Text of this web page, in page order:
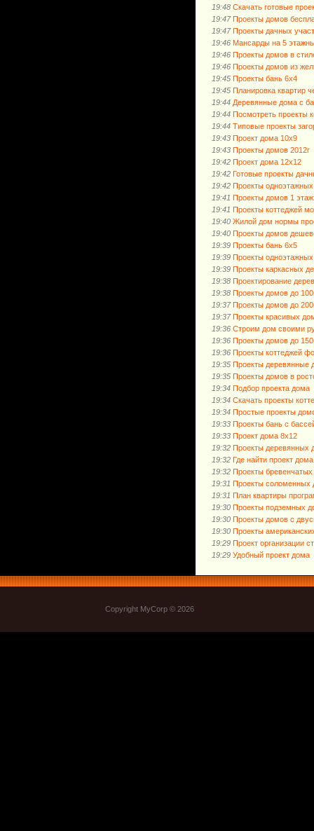
19:48 Скачать готовые
19:47 Проекты домов
19:47 Проекты дачных
19:46 Мансарды на 5
19:46 Проекты домов в
19:46 Проекты домов из
19:45 Проекты бань 6х4
19:45 Планировка квартир
19:44 Деревянные дома с
19:44 Посмотреть проекты
19:44 Типовые проекты
19:43 Проект дома 10х9
19:43 Проекты домов 2012г
19:42 Проект дома 12х12
19:42 Готовые проекты
19:42 Проекты
19:41 Проекты домов 1 этаж
19:41 Проекты коттеджей
19:40 Жилой дом нормы
19:40 Проекты домов
19:39 Проекты бань 6х5
19:39 Проекты
19:39 Проекты каркасных
19:38 Проектирование
19:38 Проекты домов до
19:37 Проекты домов до
19:37 Проекты красивых
19:36 Строим дом своими
19:36 Проекты домов до
19:36 Проекты коттеджей
19:35 Проекты деревянные
19:35 Проекты домов в
19:34 Подбор проекта дома
19:34 Скачать проекты
19:34 Простые проекты
19:33 Проекты бань с
19:33 Проект дома 8х12
19:32 Проекты деревянных
19:32 Где найти проект дома
19:32 Проекты
19:31 Проекты соломенных
19:31 План квартиры
19:30 Проекты подземных
19:30 Проекты домов с
19:30 Проекты
19:29 Проект организации
19:29 Удобный проект дома
Copyright MyCorp © 2026